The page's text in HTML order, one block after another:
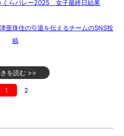
らバレー2025 女子最終日結果
亜珠佳の引退を伝えるチームのSNS投
稿
を読む >>
1 2